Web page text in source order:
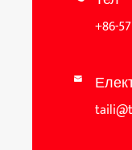
+86-
